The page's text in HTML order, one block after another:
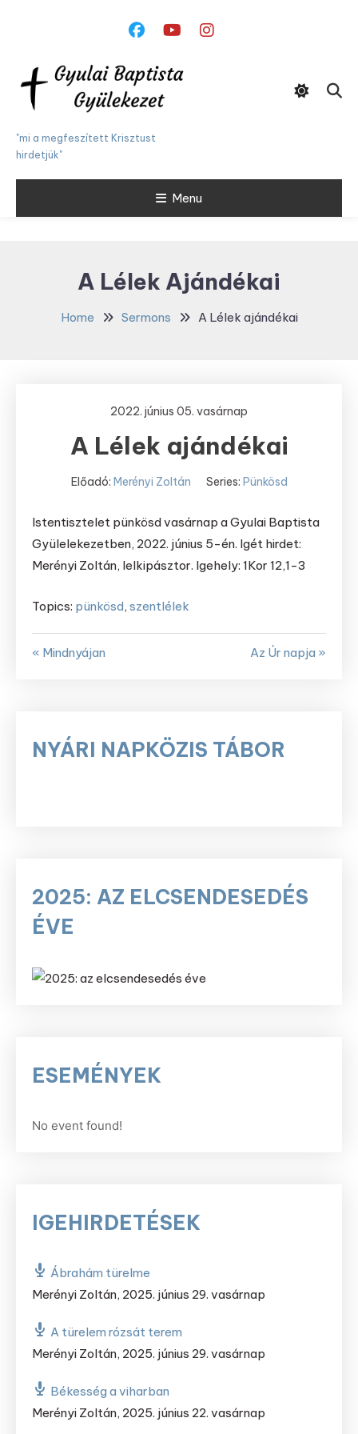
"mi a megfeszített Krisztust
hirdetjük"
Menu
A Lélek Ajándékai
Home Sermons A Lélek ajándékai
2022. június 05. vasárnap
A Lélek ajándékai
Előadó: Merényi Zoltán Series: Pünkösd
Istentisztelet pünkösd vasárnap a Gyulai Baptista
Gyülelekezetben, 2022. június 5-én. Igét hirdet:
Merényi Zoltán, lelkipásztor. Igehely: 1Kor 12,1-3
Topics: pünkösd, szentlélek
« Mindnyájan Az Úr napja »
NYÁRI NAPKÖZIS TÁBOR
2025: AZ ELCSENDESEDÉS
ÉVE
ESEMÉNYEK
No event found!
IGEHIRDETÉSEK
Ábrahám türelme
Merényi Zoltán, 2025. június 29. vasárnap
A türelem rózsát terem
Merényi Zoltán, 2025. június 29. vasárnap
Békesség a viharban
Merényi Zoltán, 2025. június 22. vasárnap